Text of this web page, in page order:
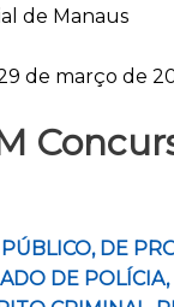
de Manaus
de março de
DE
DE